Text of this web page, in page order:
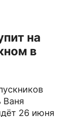
на
в
Ваня
26 июня